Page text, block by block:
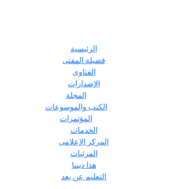
الرئيسية
فضيلة المفتى
الفتاوى
الإصدارات
المجلة
الكتب والموسوعات
المؤتمرات
الخدمات
المركز الإعلامى
المرئيات
هذا ديننا
التعليم عن بعد